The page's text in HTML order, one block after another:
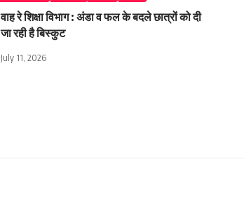
वाह रे शिक्षा विभाग : अंडा व फल के बदले छात्रों को दी
जा रही है बिस्कुट
July 11, 2026